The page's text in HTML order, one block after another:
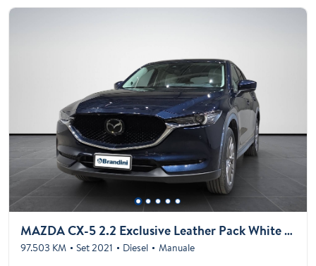
MAZDA CX-5 2.2 Exclusive Leather Pack White 2wd 150cv my21
97.503 KM Set 2021 Diesel Manuale